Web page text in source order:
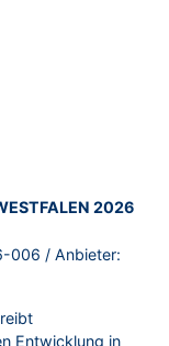
2026
006 / Anbieter:
Entwicklung in